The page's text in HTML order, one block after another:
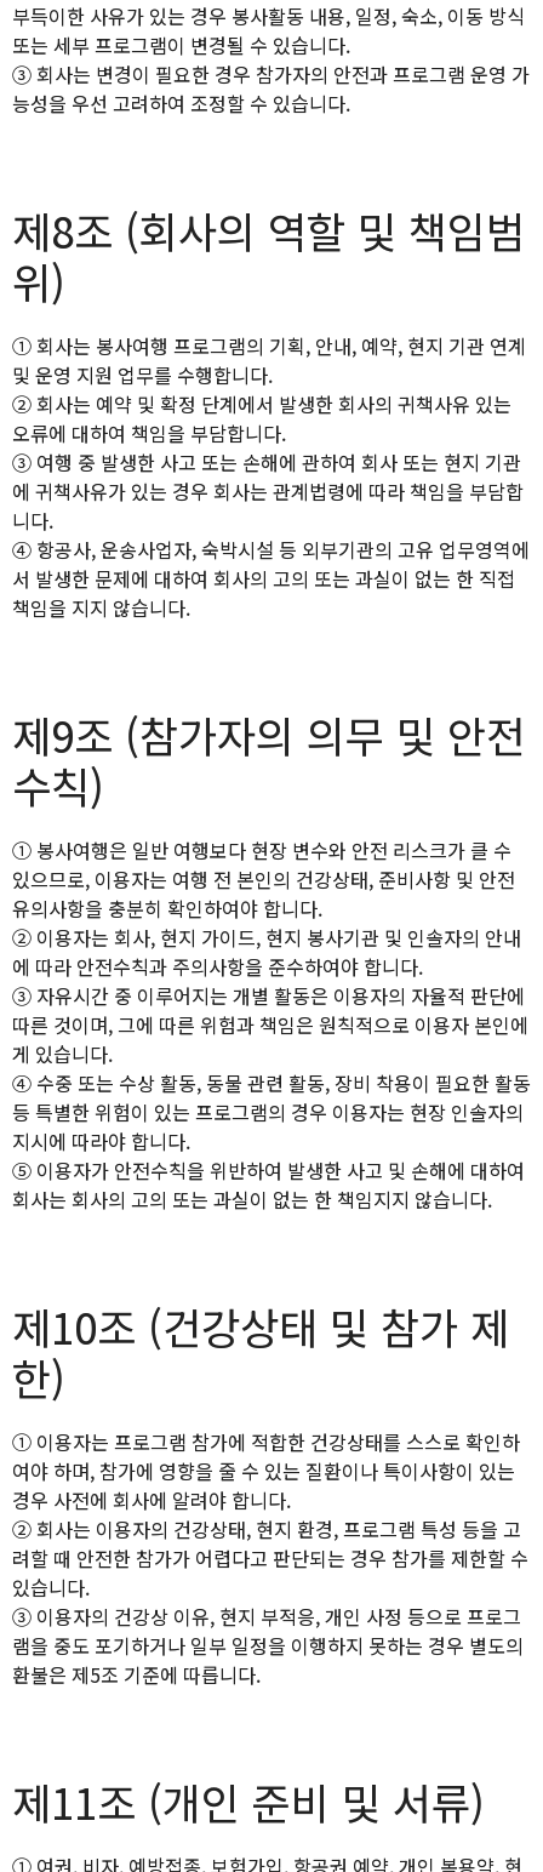
부득이한 사유가 있는 경우 봉사활동 내용, 일정, 숙소, 이동 방식
또는 세부 프로그램이 변경될 수 있습니다.
③ 회사는 변경이 필요한 경우 참가자의 안전과 프로그램 운영 가
능성을 우선 고려하여 조정할 수 있습니다.
제8조 (회사의 역할 및 책임범
위)
① 회사는 봉사여행 프로그램의 기획, 안내, 예약, 현지 기관 연계
및 운영 지원 업무를 수행합니다.
② 회사는 예약 및 확정 단계에서 발생한 회사의 귀책사유 있는
오류에 대하여 책임을 부담합니다.
③ 여행 중 발생한 사고 또는 손해에 관하여 회사 또는 현지 기관
에 귀책사유가 있는 경우 회사는 관계법령에 따라 책임을 부담합
니다.
④ 항공사, 운송사업자, 숙박시설 등 외부기관의 고유 업무영역에
서 발생한 문제에 대하여 회사의 고의 또는 과실이 없는 한 직접
책임을 지지 않습니다.
제9조 (참가자의 의무 및 안전
수칙)
① 봉사여행은 일반 여행보다 현장 변수와 안전 리스크가 클 수
있으므로, 이용자는 여행 전 본인의 건강상태, 준비사항 및 안전
유의사항을 충분히 확인하여야 합니다.
② 이용자는 회사, 현지 가이드, 현지 봉사기관 및 인솔자의 안내
에 따라 안전수칙과 주의사항을 준수하여야 합니다.
③ 자유시간 중 이루어지는 개별 활동은 이용자의 자율적 판단에
따른 것이며, 그에 따른 위험과 책임은 원칙적으로 이용자 본인에
게 있습니다.
④ 수중 또는 수상 활동, 동물 관련 활동, 장비 착용이 필요한 활동
등 특별한 위험이 있는 프로그램의 경우 이용자는 현장 인솔자의
지시에 따라야 합니다.
⑤ 이용자가 안전수칙을 위반하여 발생한 사고 및 손해에 대하여
회사는 회사의 고의 또는 과실이 없는 한 책임지지 않습니다.
제10조 (건강상태 및 참가 제
한)
① 이용자는 프로그램 참가에 적합한 건강상태를 스스로 확인하
여야 하며, 참가에 영향을 줄 수 있는 질환이나 특이사항이 있는
경우 사전에 회사에 알려야 합니다.
② 회사는 이용자의 건강상태, 현지 환경, 프로그램 특성 등을 고
려할 때 안전한 참가가 어렵다고 판단되는 경우 참가를 제한할 수
있습니다.
③ 이용자의 건강상 이유, 현지 부적응, 개인 사정 등으로 프로그
램을 중도 포기하거나 일부 일정을 이행하지 못하는 경우 별도의
환불은 제5조 기준에 따릅니다.
제11조 (개인 준비 및 서류)
① 여권, 비자, 예방접종, 보험가입, 항공권 예약, 개인 복용약, 현